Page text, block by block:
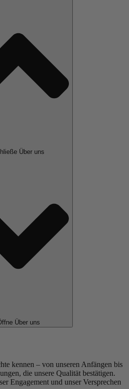
Über uns
Über uns
kennen – von unseren Anfängen bis
die unsere Qualität bestätigen.
Engagement und unser Versprechen